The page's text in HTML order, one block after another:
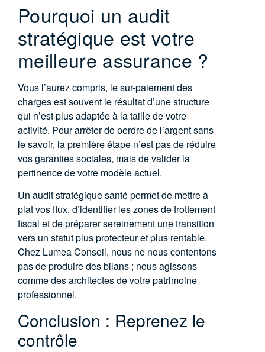
Pourquoi un audit
stratégique est votre
meilleure assurance ?
Vous l’aurez compris, le sur-paiement des
charges est souvent le résultat d’une structure
qui n’est plus adaptée à la taille de votre
activité. Pour arrêter de perdre de l’argent sans
le savoir, la première étape n’est pas de réduire
vos garanties sociales, mais de valider la
pertinence de votre modèle actuel.
Un audit stratégique santépermet de mettre à
plat vos flux, d’identifier les zones de frottement
fiscal et de préparer sereinement une transition
vers un statut plus protecteur et plus rentable.
Chez Lumea Conseil, nous ne nous contentons
pas de produire des bilans ; nous agissons
comme des architectes de votre patrimoine
professionnel.
Conclusion : Reprenez le
contrôle